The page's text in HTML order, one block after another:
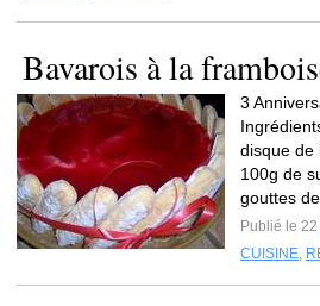
Bavarois à la
3
disque de
100g de
gouttes
Publié le
CUISINE,